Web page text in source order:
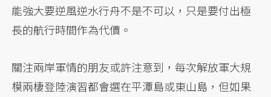
能強大要逆風逆水行舟不是不可以，只是要付出極
長的航行時間作為代價。
關注兩岸軍情的朋友或許注意到，每次解放軍大規
模兩棲登陸演習都會選在平潭島或東山島，但如果